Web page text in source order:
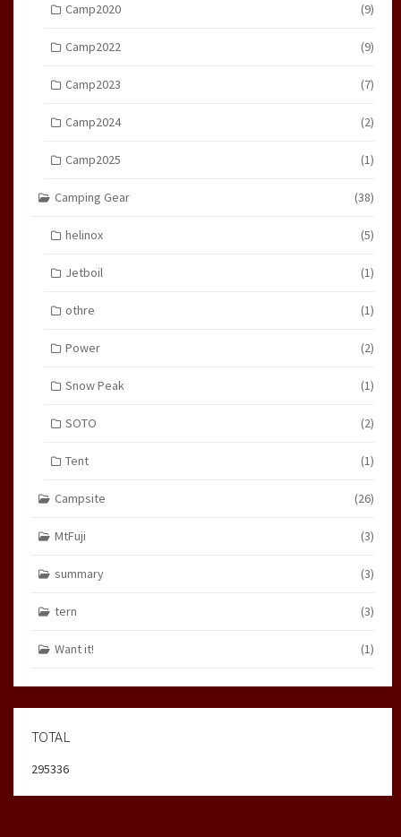
Camp2020 (9)
Camp2022 (9)
Camp2023 (7)
Camp2024 (2)
Camp2025 (1)
Camping Gear (38)
helinox (5)
Jetboil (1)
othre (1)
Power (2)
Snow Peak (1)
SOTO (2)
Tent (1)
Campsite (26)
MtFuji (3)
summary (3)
tern (3)
Want it! (1)
TOTAL
295336